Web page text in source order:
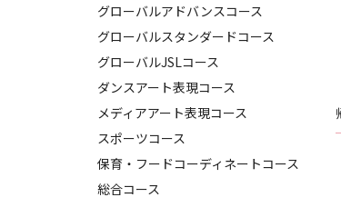
グローバルアドバンスコース
グローバルスタンダードコース
グローバルJSLコース
ダンスアート表現コース
メディアアート表現コース
スポーツコース
保育・フードコーディネートコース
総合コース